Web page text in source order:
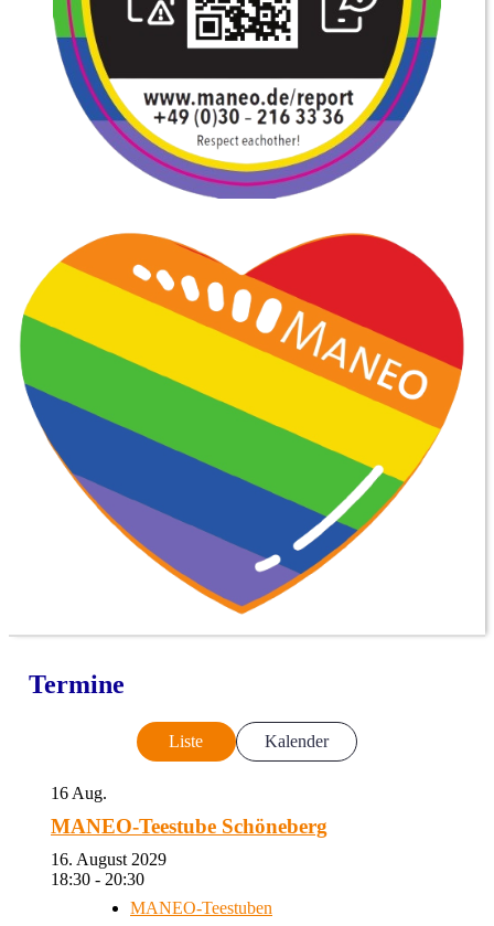
Termine
Liste Kalender
16 Aug.
MANEO-Teestube Schöneberg
16. August 2029
18:30 - 20:30
MANEO-Teestuben